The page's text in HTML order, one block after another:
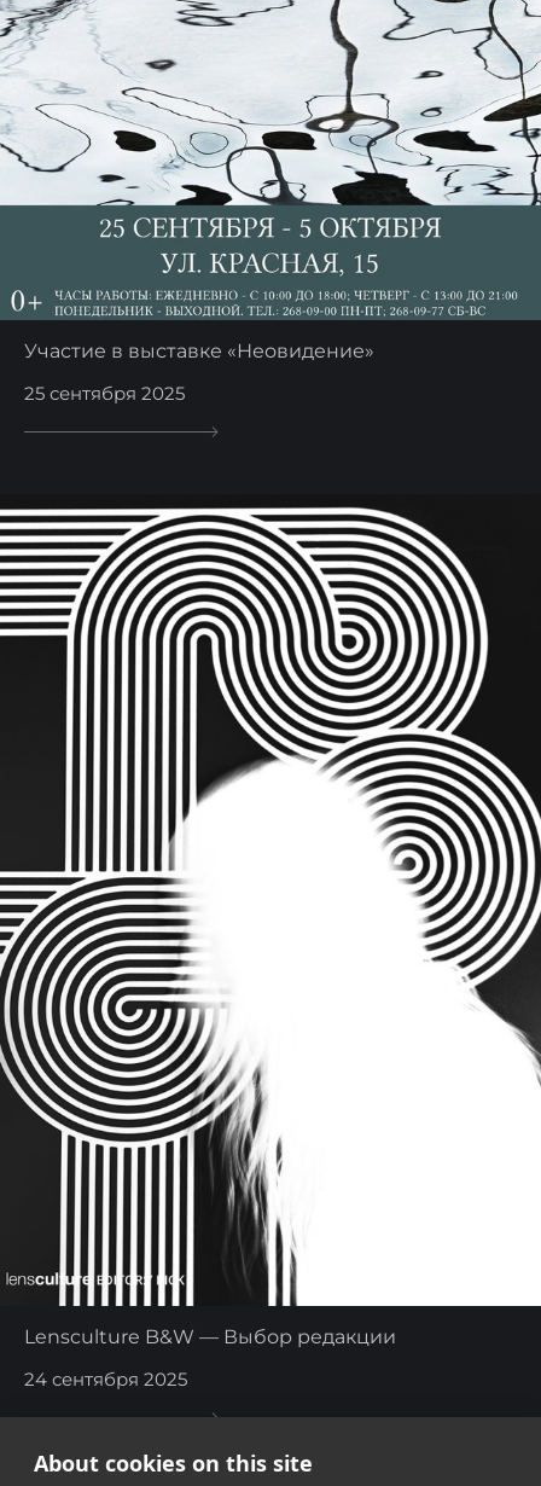
Участие в выставке «Неовидение»
25 сентября 2025
Lensculture B&W — Выбор редакции
24 сентября 2025
About cookies on this site